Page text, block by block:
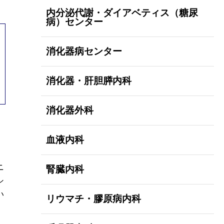
内分泌代謝・ダイアベティス（糖尿
病）センター
消化器病センター
消化器・肝胆膵内科
消化器外科
血液内科
腎臓内科
リウマチ・膠原病内科